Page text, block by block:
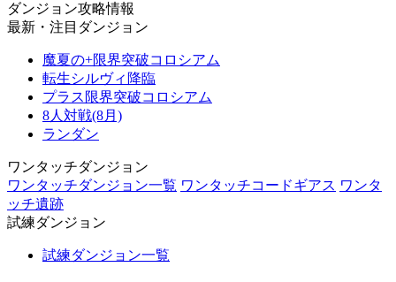
ダンジョン攻略情報
最新・注目ダンジョン
魔夏の+限界突破コロシアム
転生シルヴィ降臨
プラス限界突破コロシアム
8人対戦(8月)
ランダン
ワンタッチダンジョン
ワンタッチダンジョン一覧 ワンタッチコードギアス ワンタ
ッチ遺跡
試練ダンジョン
試練ダンジョン一覧